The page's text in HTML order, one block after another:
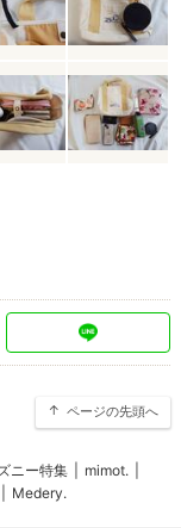
ページの先頭へ
ニー特集 mimot.
Medery.